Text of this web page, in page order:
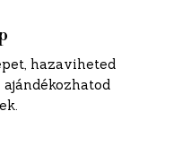
hazaviheted